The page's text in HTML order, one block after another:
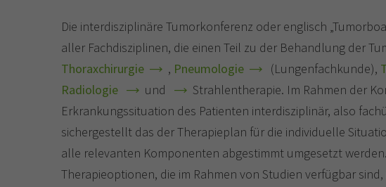
Die interdisziplinäre Tumorkonferenz oder englisch
aller Fachdisziplinen, die einen Teil zu der Behandlung der
Thoraxchirurgie
, Pneumologie (Lungenfachkunde),
Radiologie
und
Strahlentherapie. Im Rahmen der
Erkrankungssituation des Patienten interdisziplinär, also
sichergestellt das der Therapieplan für die individuelle
alle relevanten Komponenten abgestimmt umgesetzt
Therapieoptionen, die im Rahmen von Studien verfügbar